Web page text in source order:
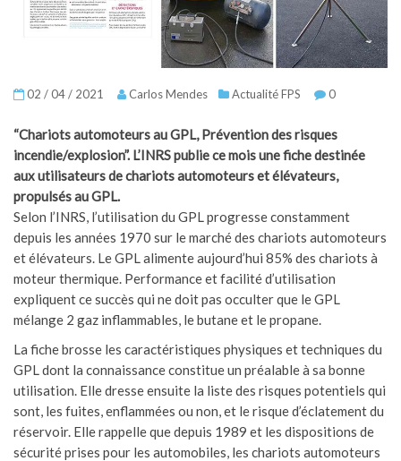
02 / 04 / 2021 Carlos Mendes Actualité FPS 0
“Chariots automoteurs au GPL, Prévention des risques
incendie/explosion”. L’INRS publie ce mois une fiche destinée
aux utilisateurs de chariots automoteurs et élévateurs,
propulsés au GPL.
Selon l’INRS, l’utilisation du GPL progresse constamment
depuis les années 1970 sur le marché des chariots automoteurs
et élévateurs. Le GPL alimente aujourd’hui 85% des chariots à
moteur thermique. Performance et facilité d’utilisation
expliquent ce succès qui ne doit pas occulter que le GPL
mélange 2 gaz inflammables, le butane et le propane.
La fiche brosse les caractéristiques physiques et techniques du
GPL dont la connaissance constitue un préalable à sa bonne
utilisation. Elle dresse ensuite la liste des risques potentiels qui
sont, les fuites, enflammées ou non, et le risque d’éclatement du
réservoir. Elle rappelle que depuis 1989 et les dispositions de
sécurité prises pour les automobiles, les chariots automoteurs